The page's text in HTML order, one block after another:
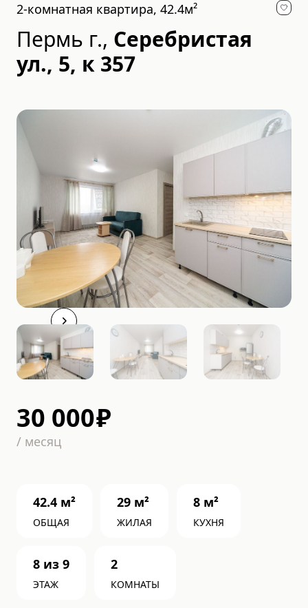
2-комнатная квартира, 42.4м²
Пермь г., Серебристая
ул., 5, к 357
30 000₽
/ месяц
42.4 м²
ОБЩАЯ
29 м²
ЖИЛАЯ
8 м²
КУХНЯ
8 из 9
ЭТАЖ
2
КОМНАТЫ